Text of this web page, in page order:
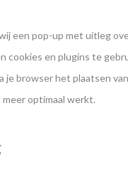
een pop-up met uitleg
cookies en plugins te
browser het plaatsen
optimaal werkt.